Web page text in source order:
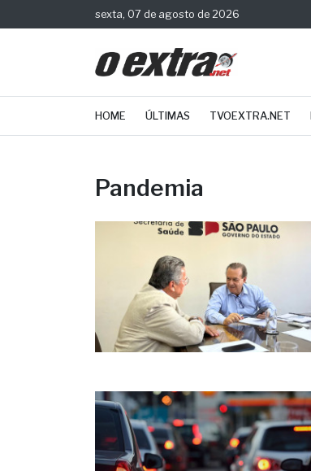
sexta, 07 de agosto de 2026
HOME ÚLTIMAS TVOEXTRA.NET
Pandemia